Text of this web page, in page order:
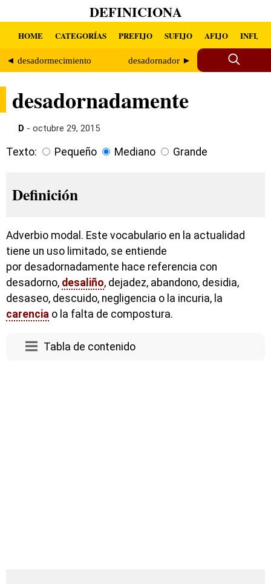
DEFINICIONA
HOME CATEGORÍAS PREFIJO SUFIJO AFIJO INFIJO
◄ desadormecimiento desadornador ►
desadornadamente
D - octubre 29, 2015
Texto: Pequeño Mediano Grande
Definición
Adverbio modal. Este vocabulario en la actualidad
tiene un uso limitado, se entiende
por desadornadamente hace referencia con
desadorno, desaliño, dejadez, abandono, desidia,
desaseo, descuido, negligencia o la incuria, la
carencia o la falta de compostura.
Tabla de contenido